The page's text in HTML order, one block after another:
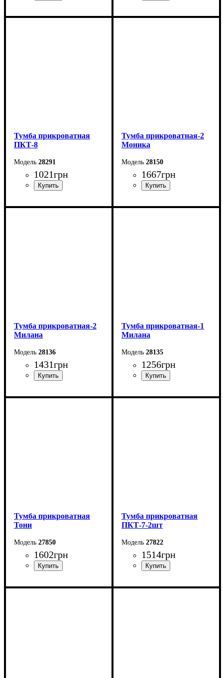
Ширина: 40 см
Ширина: 48 см
Тумба прикроватная
ПКТ-8
28291
1021грн
Ширина: 40 см
Тумба прикроватная-2
Моника
28150
1667грн
Ширина: 40 см
Тумба прикроватная-2
Милана
28136
1431грн
Ширина: 35 см
Тумба прикроватная-1
Милана
28135
1256грн
Ширина: 35 см
Тумба прикроватная
Тони
27850
1602грн
Ширина: 50 см
Тумба прикроватная
ПКТ-7-2шт
27822
1514грн
Ширина: 40 см